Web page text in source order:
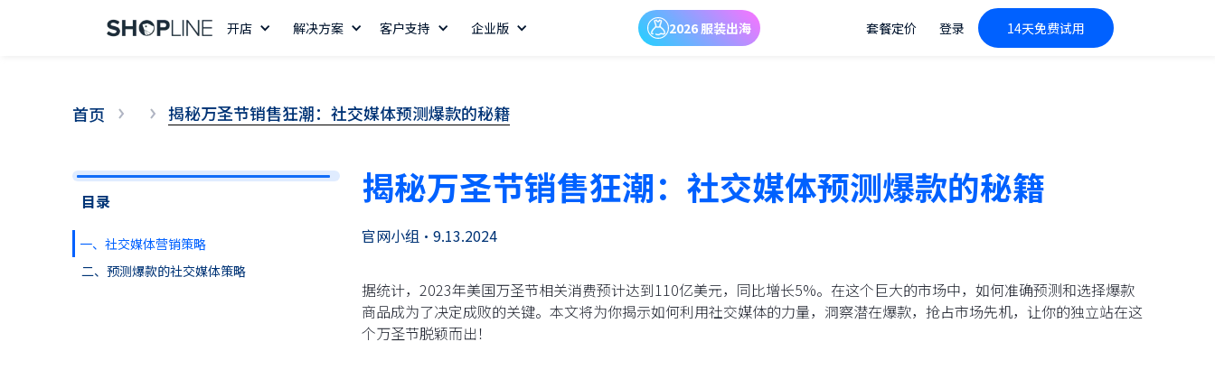
开店 解决方案 客户支持 企业版 2026 服装出海 套餐定价 登录 14天免费试用
首页 揭秘万圣节销售狂潮：社交媒体预测爆款的秘籍
目录
一、社交媒体营销策略
二、预测爆款的社交媒体策略
揭秘万圣节销售狂潮：社交媒体预测爆款的秘籍
官网小组 • 9.13.2024
据统计，2023年美国万圣节相关消费预计达到110亿美元，同比增长5%。在这个巨大的市场中，如何准确预测和选择爆款
商品成为了决定成败的关键。本文将为你揭示如何利用社交媒体的力量，洞察潜在爆款，抢占市场先机，让你的独立站在这
个万圣节脱颖而出！